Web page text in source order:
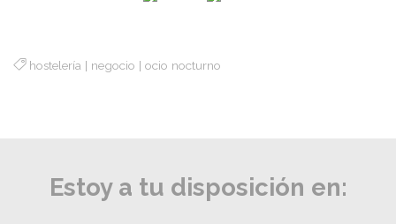
hostelería | negocio |ocio nocturno
Estoy a tu disposición en: